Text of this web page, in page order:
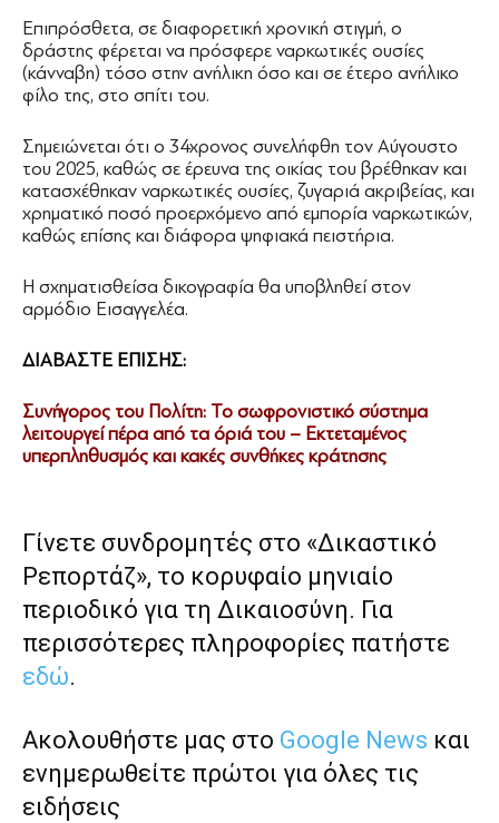
Επιπρόσθετα, σε διαφορετική χρονική στιγμή, ο
δράστης φέρεται να πρόσφερε ναρκωτικές ουσίες
(κάνναβη) τόσο στην ανήλικη όσο και σε έτερο ανήλικο
φίλο της, στο σπίτι του.
Σημειώνεται ότι ο 34χρονος συνελήφθη τον Αύγουστο
του 2025, καθώς σε έρευνα της οικίας του βρέθηκαν και
κατασχέθηκαν ναρκωτικές ουσίες, ζυγαριά ακριβείας, και
χρηματικό ποσό προερχόμενο από εμπορία ναρκωτικών,
καθώς επίσης και διάφορα ψηφιακά πειστήρια.
Η σχηματισθείσα δικογραφία θα υποβληθεί στον
αρμόδιο Εισαγγελέα.
ΔΙΑΒΑΣΤΕ ΕΠΙΣΗΣ:
Συνήγορος του Πολίτη: Το σωφρονιστικό σύστημα
λειτουργεί πέρα από τα όριά του – Εκτεταμένος
υπερπληθυσμός και κακές συνθήκες κράτησης
Γίνετε συνδρομητές στο «Δικαστικό
Ρεπορτάζ», το κορυφαίο μηνιαίο
περιοδικό για τη Δικαιοσύνη. Για
περισσότερες πληροφορίες πατήστε
εδώ.
Ακολουθήστε μας στο Google News και
ενημερωθείτε πρώτοι για όλες τις
ειδήσεις